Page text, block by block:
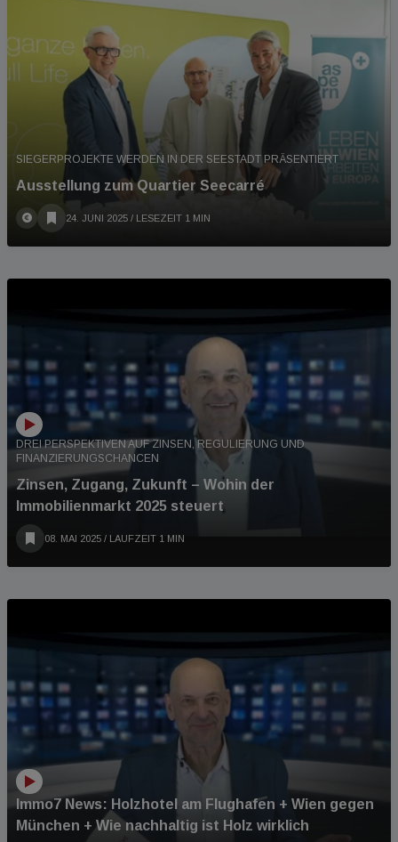
SIEGERPROJEKTE WERDEN IN DER SEESTADT PRÄSENTIERT
Ausstellung zum Quartier Seecarré
24. JUNI 2025 / LESEZEIT 1 MIN
DREI PERSPEKTIVEN AUF ZINSEN, REGULIERUNG UND
FINANZIERUNGSCHANCEN
Zinsen, Zugang, Zukunft – Wohin der
Immobilienmarkt 2025 steuert
08. MAI 2025 / LAUFZEIT 1 MIN
Immo7 News: Holzhotel am Flughafen + Wien gegen
München + Wie nachhaltig ist Holz wirklich